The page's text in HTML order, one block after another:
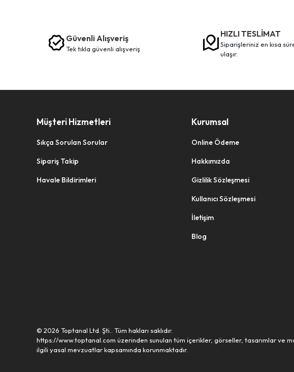
Güvenli Alışveriş
tek tikla güvenli̇ alişveri̇ş
HIZLI TESLİMAT
siparişleriniz en kısa sürede elinize
ulaşır.
Müşteri Hizmetleri
Sıkça Sorulan Sorular
Sipariş Takip
Havale Bildirimleri
Kurumsal
Online Ödeme
Hakkımızda
Gizlilik Sözleşmesi
Kullanıcı Sözleşmesi
İletişim
Blog
© 2026 Toptanal Ltd. Şti.. Tüm hakları saklıdır.
https://www.toptanal.com üzerinden sunulan tüm içerikler, görseller, tasarımlar ve
ilgili yasal mevzuatlar kapsamında korunmaktadır.